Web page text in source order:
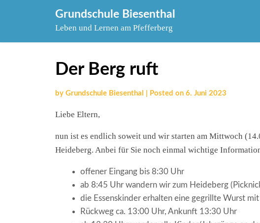
Grundschule Biesenthal
Leben und Lernen am Pfefferberg
Der Berg ruft
by Grundschule Biesenthal Posted on 6. Juni 2023
Liebe Eltern,
nun ist es endlich soweit und wir starten am Mittwoch
Heideberg. Anbei für Sie noch einmal wichtige
offener Eingang bis 8:30 Uhr
ab 8:45 Uhr wandern wir zum Heideberg
die Essenskinder erhalten eine gegrillte Wurst
Rückweg ca. 13:00 Uhr, Ankunft 13:30 Uhr